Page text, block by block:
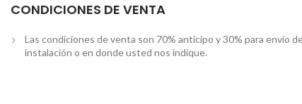
CONDICIONES DE VENTA
Las condiciones de venta son 70% anticipo y 30% para envío
instalación o en donde usted nos indique.